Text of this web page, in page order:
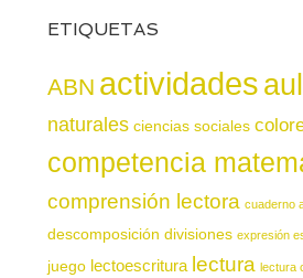
ETIQUETAS
ABN actividades
naturales ciencias sociales
competencia
comprensión lectora cuaderno
descomposición divisiones expresión
juego lectoescritura lectura lectura